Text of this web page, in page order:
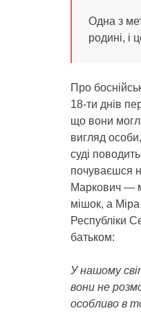
Одна з
родині, і
Про
18-ти днів
що вони
вигляд
суді
почуваєшся
Маркович —
мішок, а
Республіки
батьком:
У нашому
вони не
особливо в